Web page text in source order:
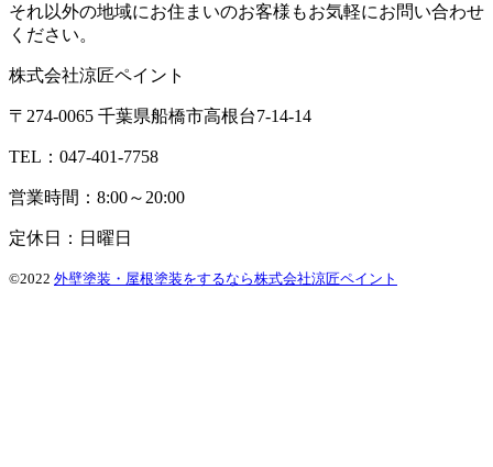
それ以外の地域にお住まいのお客様もお気軽にお問い合わせ
ください。
株式会社涼匠ペイント
〒274-0065 千葉県船橋市高根台7-14-14
TEL：047-401-7758
営業時間：8:00～20:00
定休日：日曜日
©2022 外壁塗装・屋根塗装をするなら株式会社涼匠ペイント